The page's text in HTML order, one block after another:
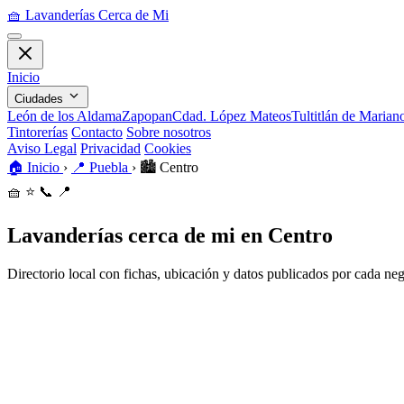
🧺 Lavanderías Cerca de Mi
Inicio
Ciudades
León de los AldamaZapopanCdad. López MateosTultitlán de
Tintorerías Contacto Sobre nosotros
Aviso Legal Privacidad Cookies
🏠 Inicio › 📍 Puebla › 🏙️ Centro
🧺 ⭐ 📞 📍
Lavanderías cerca de mi en Centro
Directorio local con fichas, ubicación y datos publicados por cada